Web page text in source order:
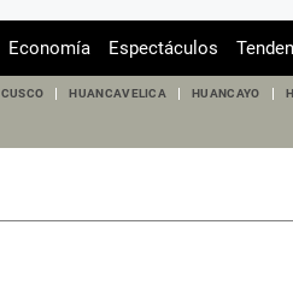
Economía Espectáculos
CUSCO HUANCAVELICA HUANCAYO